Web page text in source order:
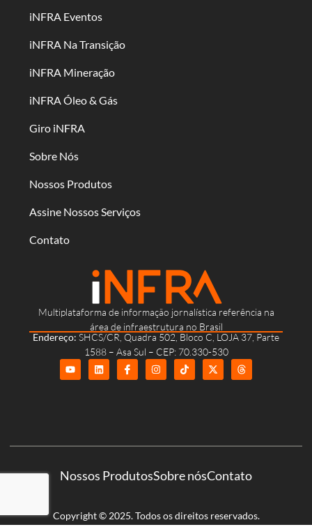
Multiplataforma de informação jornalística referência na
área de infraestrutura no Brasil
Endereço: SHCS/CR, Quadra 502, Bloco C, LOJA 37, Parte
1588 – Asa Sul – CEP: 70.330-530
iNFRA Eventos
iNFRA Na Transição
iNFRA Mineração
iNFRA Óleo & Gás
Giro iNFRA
Sobre Nós
Nossos Produtos
Assine Nossos Serviços
Contato
Nossos ProdutosSobre nósContato
Copyright © 2025. Todos os direitos reservados.